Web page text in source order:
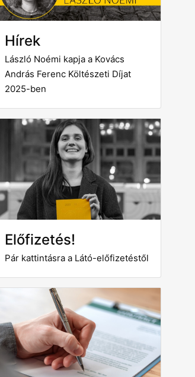
Hírek
László Noémi kapja a Kovács
András Ferenc Költészeti Díjat
2025-ben
Előfizetés!
Pár kattintásra a Látó-előfizetéstől